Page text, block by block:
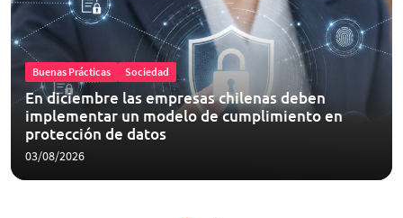
Buenas Prácticas Sociedad
En diciembre las empresas chilenas deben
implementar un modelo de cumplimiento en
protección de datos
03/08/2026